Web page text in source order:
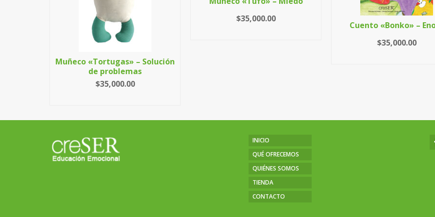
Muñeco «Tortugas» – Solución
de problemas
$35,000.00
$35,000.00
Cuento «Bonko» –
$35,000.00
INICIO
QUÉ OFRECEMOS
QUIÉNES SOMOS
TIENDA
CONTACTO